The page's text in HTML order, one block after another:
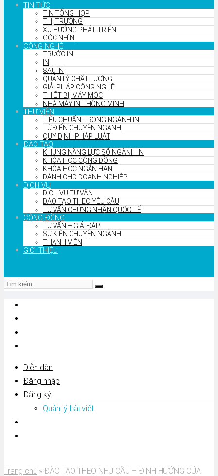
TIN TỨC
TIN TỔNG HỢP
THỊ TRƯỜNG
XU HƯỚNG PHÁT TRIỂN
GÓC NHÌN
CÔNG NGHỆ
TRƯỚC IN
IN
SAU IN
QUẢN LÝ CHẤT LƯỢNG
GIẢI PHÁP CÔNG NGHỆ
THIẾT BỊ, MÁY MÓC
NHÀ MÁY IN THÔNG MINH
THƯ VIỆN
TIÊU CHUẨN TRONG NGÀNH IN
TỪ ĐIỂN CHUYÊN NGÀNH
QUY ĐỊNH PHÁP LUẬT
ĐÀO TẠO
KHUNG NĂNG LỰC SỐ NGÀNH IN
KHÓA HỌC CỘNG ĐỒNG
KHÓA HỌC NGẮN HẠN
DÀNH CHO DOANH NGHIỆP
DỊCH VỤ
DỊCH VỤ TƯ VẤN
ĐÀO TẠO THEO YÊU CẦU
TƯ VẤN CHỨNG NHẬN QUỐC TẾ
CỘNG ĐỒNG
TƯ VẤN – GIẢI ĐÁP
SỰ KIỆN CHUYÊN NGÀNH
THÀNH VIÊN
GIỚI THIỆU
Diễn đàn
Đăng nhập
Đăng ký
Quản lý bài viết
Trang chủ » ĐÀO TẠO THEO NHU CẦU – ĐỊNH HƯỚNG CỦA